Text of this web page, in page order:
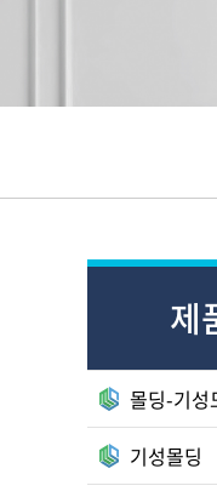
제
몰딩-기성
기성몰딩